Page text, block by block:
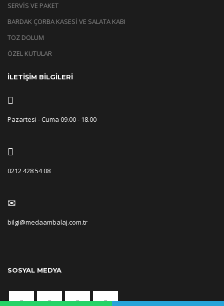
SERVİS VE PAKET
BARDAK ÇORBA KASESİ VE SALATA KABI
TOZ DOLUM
ÖZEL KUTULAR
İLETİŞİM BİLGİLERİ
Pazartesi - Cuma 09.00 - 18.00
0212 428 54 08
bilgi@medaambalaj.com.tr
SOSYAL MEDYA